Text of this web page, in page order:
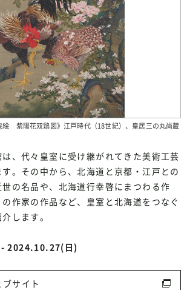
紫陽花双鶏図》江戸時代（18世紀）、皇居三の丸尚蔵
、代々皇室に受け継がれてきた美術工芸
。その中から、北海道と京都・江戸との
の名品や、北海道行幸啓にまつわる作
作家の作品など、皇室と北海道をつなぐ
します。
2024.10.27(日)
サイト